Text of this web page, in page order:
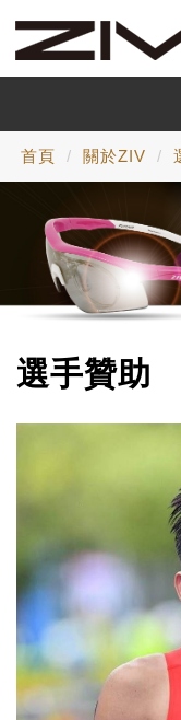
首頁 關於ZIV
選手贊助